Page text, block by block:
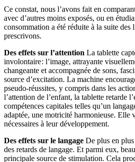
Ce constat, nous l’avons fait en
avec d’autres moins exposés, ou en
consommation a été réduite à la suite des
prescrivons.
Des effets sur l’attention La tablette
involontaire : l’image, attrayante
changeante et accompagnée de sons,
source d’excitation. La machine
pseudo-réussites, y compris dans les
l’attention de l’enfant, la tablette retarde
compétences capitales telles qu’un
adaptée, une motricité harmonieuse. Elle
nécessaires à leur ­développement.
Des effets sur le langage De plus en
des retards de langage. Et parmi eux,
principale source de stimulation. Cela